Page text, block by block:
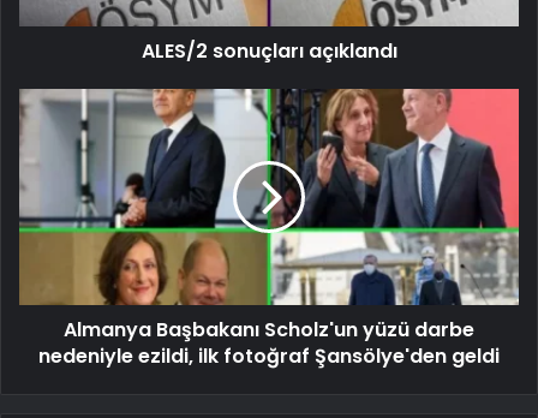
ALES/2 sonuçları açıklandı
Almanya Başbakanı Scholz'un yüzü darbe
nedeniyle ezildi, ilk fotoğraf Şansölye'den geldi